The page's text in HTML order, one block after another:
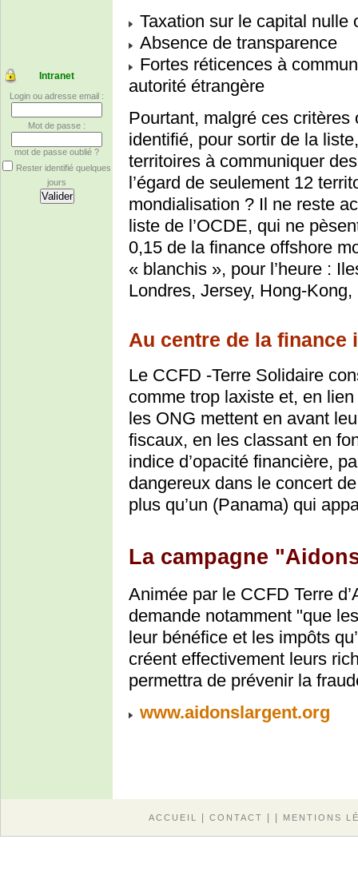
Intranet
Login ou adresse email :
Mot de passe :
mot de passe oublié ?
Rester identifié quelques
jours
Taxation sur le capital nulle
Absence de transparence
Fortes réticences à
autorité étrangère
Pourtant, malgré ces
identifié, pour sortir de la
territoires à communiquer
l’égard de seulement 12
mondialisation ? Il ne reste
liste de l’OCDE, qui ne
0,15 de la finance offshore
« blanchis », pour l’heure :
Londres, Jersey, Hong-
Au centre de la finance
Le CCFD -Terre Solidaire
comme trop laxiste et, en
les ONG mettent en avant
fiscaux, en les classant en
indice d’opacité financière,
dangereux dans le concert
plus qu’un (Panama) qui
La campagne
Animée par le CCFD Terre
demande notamment "que
leur bénéfice et les impôts
créent effectivement leurs
permettra de prévenir la
www.aidonslargent.org
ACCUEIL CONTACT MENTIONS